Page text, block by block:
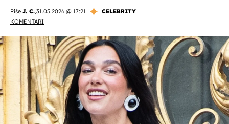
Piše J. C.,31.05.2026 @ 17:21
CELEBRITY
KOMENTARI
OMOGUĆI OBAVIJESTI